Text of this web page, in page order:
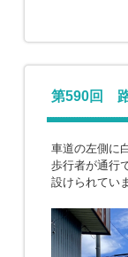
第590回
車道の左側に
歩行者が通行
設けられてい